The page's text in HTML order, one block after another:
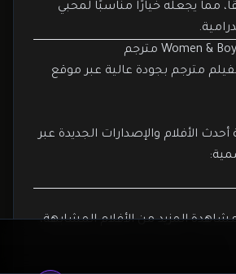
مما يجعله خيارًا مناسبًا لمحبي
مترجم بجودة عالية عبر موقع
الأفلام والإصدارات الجديدة عبر
المزيد من الأفلام المشابهة،